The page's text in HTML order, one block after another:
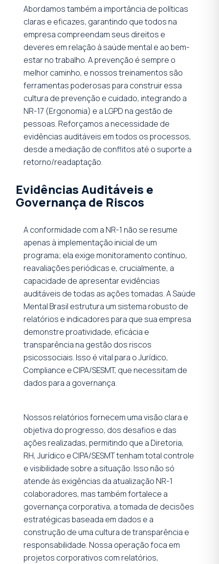
Abordamos também a importância de políticas
claras e eficazes, garantindo que todos na
empresa compreendam seus direitos e
deveres em relação à saúde mental e ao bem-
estar no trabalho. A prevenção é sempre o
melhor caminho, e nossos treinamentos são
ferramentas poderosas para construir essa
cultura de prevenção e cuidado, integrando a
NR-17 (Ergonomia) e a LGPD na gestão de
pessoas. Reforçamos a necessidade de
evidências auditáveis em todos os processos,
desde a mediação de conflitos até o suporte a
retorno/readaptação.
Evidências Auditáveis e
Governança de Riscos
A conformidade com a NR-1 não se resume
apenas à implementação inicial de um
programa; ela exige monitoramento contínuo,
reavaliações periódicas e, crucialmente, a
capacidade de apresentar evidências
auditáveis de todas as ações tomadas. A Saúde
Mental Brasil estrutura um sistema robusto de
relatórios e indicadores para que sua empresa
demonstre proatividade, eficácia e
transparência na gestão dos riscos
psicossociais. Isso é vital para o Jurídico,
Compliance e CIPA/SESMT, que necessitam de
dados para a governança.
Nossos relatórios fornecem uma visão clara e
objetiva do progresso, dos desafios e das
ações realizadas, permitindo que a Diretoria,
RH, Jurídico e CIPA/SESMT tenham total controle
e visibilidade sobre a situação. Isso não só
atende às exigências da atualização NR-1
colaboradores, mas também fortalece a
governança corporativa, a tomada de decisões
estratégicas baseada em dados e a
construção de uma cultura de transparência e
responsabilidade. Nossa operação foca em
projetos corporativos com relatórios,